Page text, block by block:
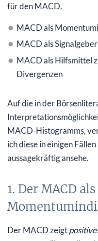
für den MACD.
MACD als
MACD als Signalgeber
MACD als Hilfsmittel
Divergenzen
Auf die in der
MACD-Histogramms,
ich diese in einigen
aussagekräftig ansehe.
1. Der MACD als
Der MACD zeigt